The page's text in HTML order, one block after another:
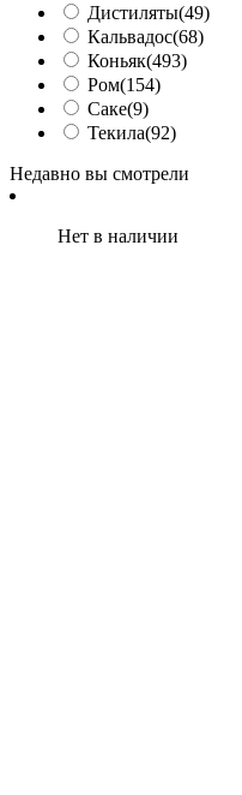
Дистиляты(49)
Кальвадос(68)
Коньяк(493)
Ром(154)
Саке(9)
Текила(92)
Недавно вы смотрели
Нет в наличии